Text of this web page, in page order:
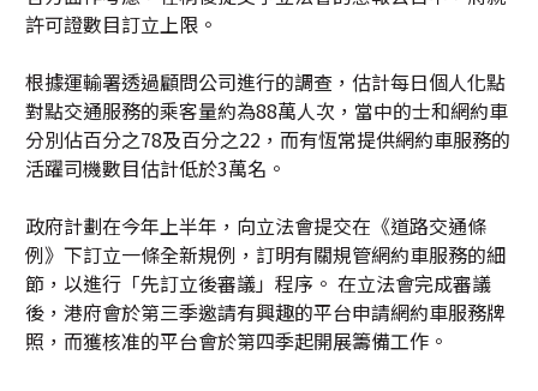
許可證數目訂立上限。
根據運輸署透過顧問公司進行的調查，估計每日個人化點
對點交通服務的乘客量約為88萬人次，當中的士和網約車
分別佔百分之78及百分之22，而有恆常提供網約車服務的
活躍司機數目估計低於3萬名。
政府計劃在今年上半年，向立法會提交在《道路交通條
例》下訂立一條全新規例，訂明有關規管網約車服務的細
節，以進行「先訂立後審議」程序。 在立法會完成審議
後，港府會於第三季邀請有興趣的平台申請網約車服務牌
照，而獲核准的平台會於第四季起開展籌備工作。